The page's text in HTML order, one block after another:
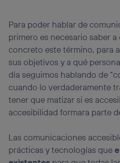
Para poder hablar de
primero es necesario saber
concreto este término, para
sus objetivos y a qué
día seguimos hablando de
cuando lo verdaderamente
tener que matizar si es
accesibilidad formara parte
Las comunicaciones
prácticas y tecnologías que